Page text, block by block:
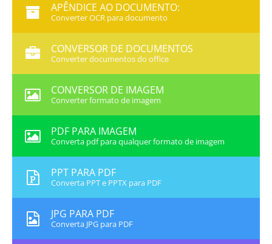
APÊNDICE AO DOCUMENTO:
Converter OCR para documento
CONVERSOR DE DOCUMENTOS
Converter documentos do office
CONVERSOR DE IMAGEM
Converter formato de imagem
PDF PARA IMAGEM
Converta pdf para qualquer formato de imagem
PPT PARA PDF
Converta PPT e PPTX para PDF
JPG PARA PDF
Converta JPG para PDF